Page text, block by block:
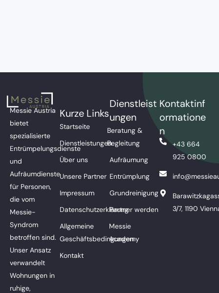
Messie Austria
bietet
spezialisierte
Entrümpelungsdienste
und
Aufräumdienste
für Personen,
die vom
Messie-
Syndrom
betroffen sind.
Unser Ansatz
verwandelt
Wohnungen in
ruhige,
Kurze Links
Startseite
Dienstleistungen
Über uns
Unsere Partner
Impressum
Datenschutzerklärung
Allgemeine
Geschäftsbedingungen
Kontakt
Dienstleist
ungen
Beratung &
Begleitung
Aufräumung
Entrümplung
Grundreinigung
Partner werden
Messie
Academy
Kontaktinf
ormatione
n
+43 664
925 0800
3/7, 1190